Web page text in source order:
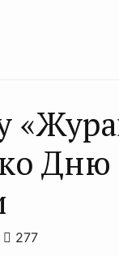
Дню
277